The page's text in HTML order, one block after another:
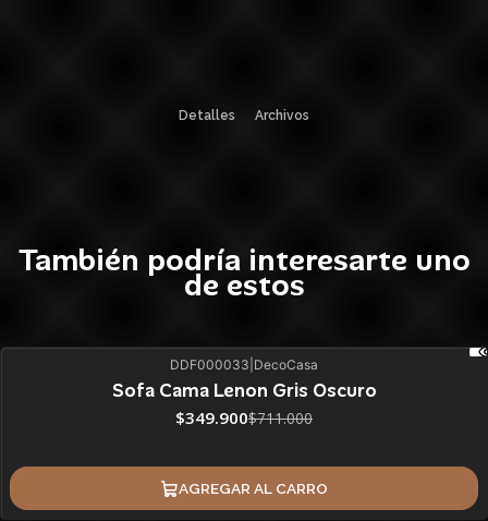
Detalles Archivos
También podría interesarte uno
de estos
DDF000033 DecoCasa
Sofa Cama Lenon Gris Oscuro
$349.900$711.000
AGREGAR AL CARRO